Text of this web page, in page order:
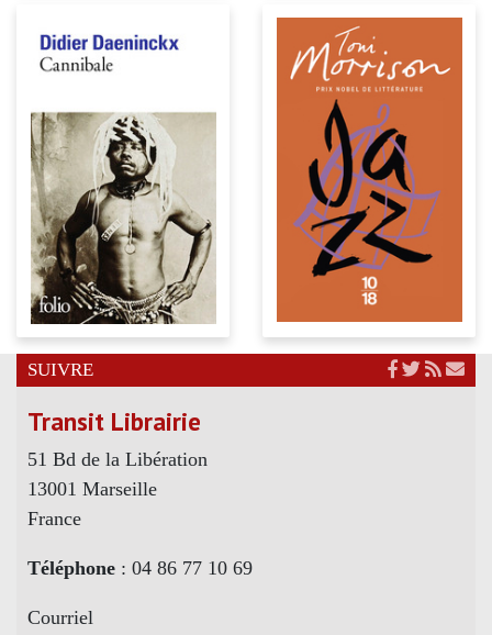
SUIVRE
Transit Librairie
51 Bd de la Libération
13001 Marseille
France
Téléphone : 04 86 77 10 69
Courriel